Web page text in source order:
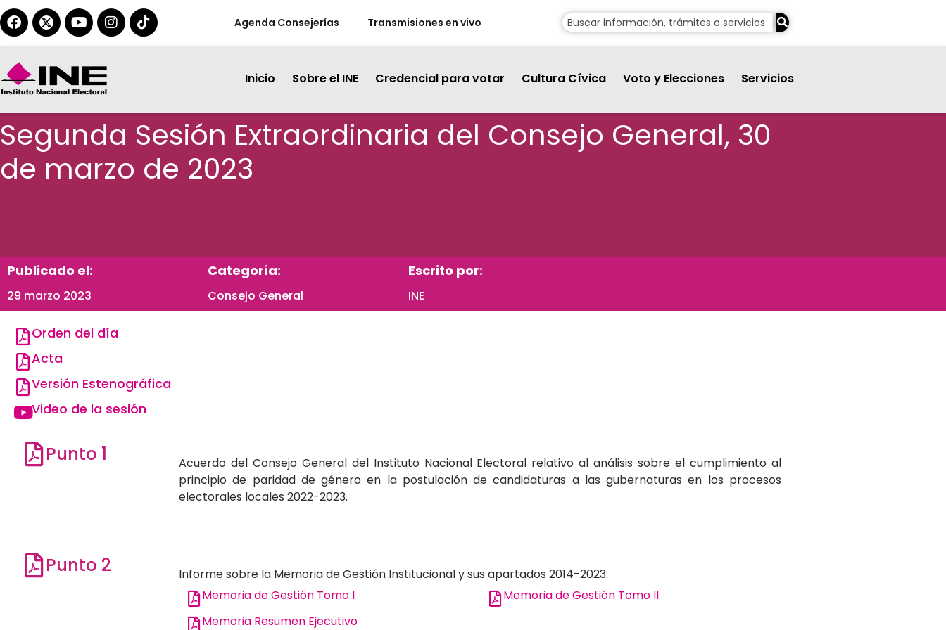
Agenda Consejerías Transmisiones en vivo
Inicio Sobre el INE Credencial para votar Cultura Cívica Voto y Elecciones Servicios
Segunda Sesión Extraordinaria del Consejo General, 30
de marzo de 2023
Publicado el:
29 marzo 2023
Categoría:
Consejo General
Escrito por:
INE
Orden del día
Acta
Versión Estenográfica
Video de la sesión
Punto 1
Acuerdo del Consejo General del Instituto Nacional Electoral relativo al análisis sobre el cumplimiento al
principio de paridad de género en la postulación de candidaturas a las gubernaturas en los procesos
electorales locales 2022-2023.
Punto 2
Informe sobre la Memoria de Gestión Institucional y sus apartados 2014-2023.
Memoria de Gestión Tomo I
Memoria Resumen Ejecutivo
Memoria de Gestión Tomo II